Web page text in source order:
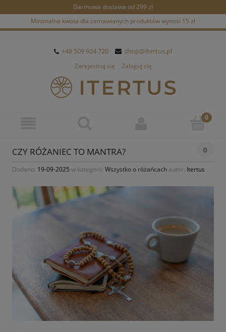
Darmowa dostawa od 299 zł
Minimalna kwota dla zamawianych produktów wynosi 15 zł
+48 509 924 720 shop@itertus.pl
Zarejestruj się Zaloguj się
CZY RÓŻANIEC TO MANTRA? 0
Dodano: 19-09-2025 w kategorii: Wszystko o różańcach autor: Itertus